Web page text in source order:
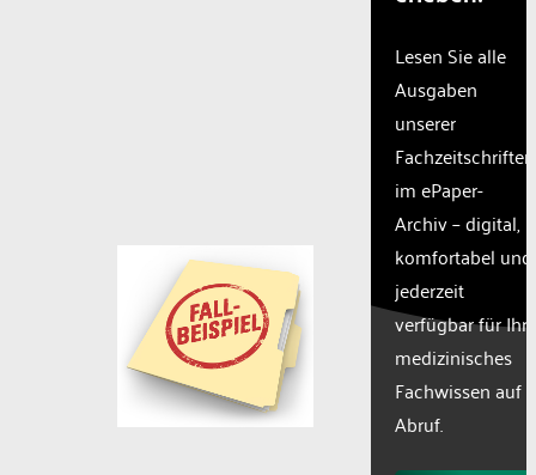
Lesen Sie alle
Ausgaben
unserer
Fachzeitschriften
im ePaper-
Archiv – digital,
komfortabel und
jederzeit
verfügbar für Ihr
medizinisches
Fachwissen auf
Abruf.